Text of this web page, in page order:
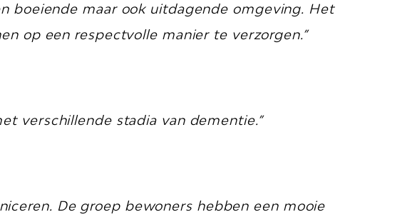
boeiende maar ook uitdagende omgeving. Het
op een respectvolle manier te verzorgen.”
verschillende stadia van dementie.”
De groep bewoners hebben een mooie